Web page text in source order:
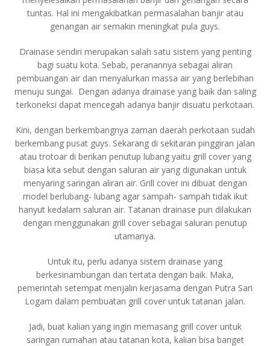
tuntas. Hal ini mengakibatkan permasalahan banjir atau
genangan air semakin meningkat pula guys.
Drainase sendiri merupakan salah satu sistem yang penting
bagi suatu kota. Sebab, peranannya sebagai aliran
pembuangan air dan menyalurkan massa air yang berlebihan
menuju sungai. Dengan adanya drainase yang baik dan saling
terkoneksi dapat mencegah adanya banjir disuatu perkotaan.
Kini, dengan berkembangnya zaman daerah perkotaan sudah
berkembang pusat guys. Sekarang di sekitaran pinggiran jalan
atau trotoar di berikan penutup lubang yaitu grill cover yang
biasa kita sebut dengan saluran air yang digunakan untuk
menyaring saringan aliran air. Grill cover ini dibuat dengan
model berlubang- lubang agar sampah- sampah tidak ikut
hanyut kedalam saluran air. Tatanan drainase pun dilakukan
dengan menggunakan grill cover sebagai saluran penutup
utamanya.
Untuk itu, perlu adanya sistem drainase yang
berkesinambungan dan tertata dengan baik. Maka,
pemerintah setempat menjalin kerjasama dengan Putra Sari
Logam dalam pembuatan grill cover untuk tatanan jalan.
Jadi, buat kalian yang ingin memasang grill cover untuk
saringan rumahan atau tatanan kota, kalian bisa banget